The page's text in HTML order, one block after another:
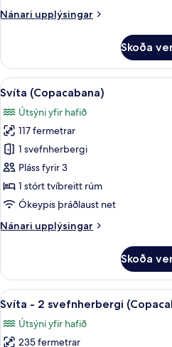
hafið
Nánari upplýsingar
Nánari
svíta
útsýni
hafið
Skoða
Skoða
allar
myndir
fyrir
Svíta
(Copacabana)
8
Svíta (Copacabana)
Útsýni yfir hafið
117 fermetrar
1 svefnherbergi
Pláss fyrir 3
1 stórt tvíbreitt rúm
Ókeypis þráðlaust net
Nánari upplýsingar
Nánari
(Copacabana)
Skoða
Skoða
allar
myndir
8
Svíta - 2 svefnherbergi
Útsýni yfir hafið
235 fermetrar